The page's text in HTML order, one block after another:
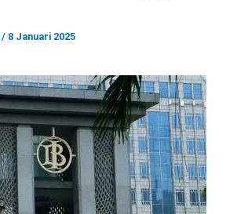
/ 8 Januari 2025